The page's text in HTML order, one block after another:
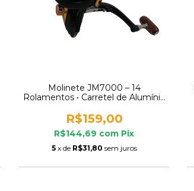
Molinete JM7000 – 14
Rolamentos • Carretel de Alumínio
R$159,00
R$144,69 com Pix
5 x de R$31,80 sem juros